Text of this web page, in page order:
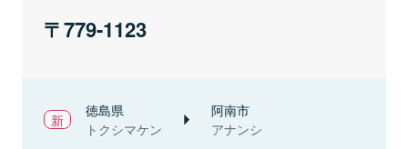
779-1123
徳島県
トクシマケン
阿南市
アナンシ